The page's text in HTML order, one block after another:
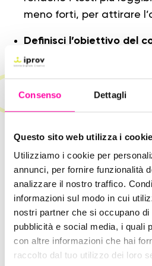
Consenso Dettagli
Questo sito web utilizza i cookie
Utilizziamo i cookie per
annunci, per fornire funzionalità
analizzare il nostro traffico.
informazioni sul modo in cui
nostri partner che si occupano
pubblicità e social media, i quali
con altre informazioni che hai
raccolto dal tuo utilizzo dei loro
meno forti, per attirare
Definisci l’obiettivo del
del colore sarà
emozionare l’utente)
tonalità di colorepuò
su diverse audience,
analizzare l’utente medio
Verifica la UX
Alcuni test possono
selezionati possono
con l’obiettivo.